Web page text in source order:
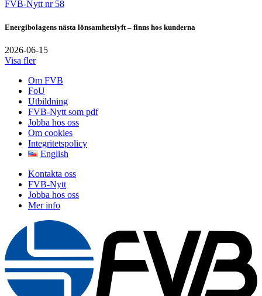
FVB-Nytt nr 58
Energibolagens nästa lönsamhetslyft – finns hos kunderna
2026-06-15
Visa fler
Om FVB
FoU
Utbildning
FVB-Nytt som pdf
Jobba hos oss
Om cookies
Integritetspolicy
English
Kontakta oss
FVB-Nytt
Jobba hos oss
Mer info